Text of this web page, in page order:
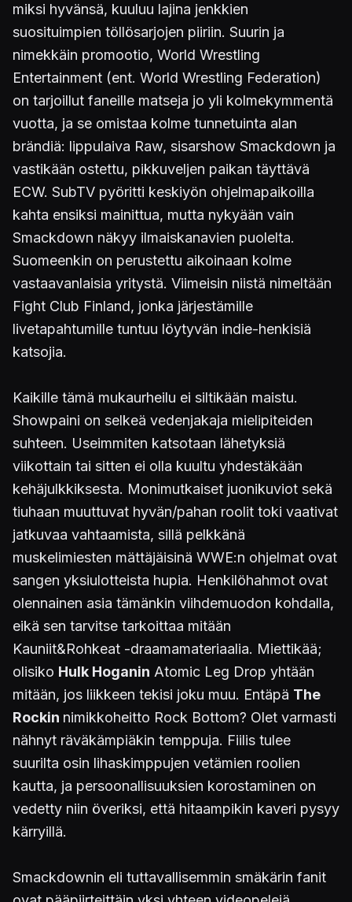
miksi hyvänsä, kuuluu lajina jenkkien
suosituimpien töllösarjojen piiriin. Suurin ja
nimekkäin promootio, World Wrestling
Entertainment (ent. World Wrestling Federation)
on tarjoillut faneille matseja jo yli kolmekymmentä
vuotta, ja se omistaa kolme tunnetuinta alan
brändiä: lippulaiva Raw, sisarshow Smackdown ja
vastikään ostettu, pikkuveljen paikan täyttävä
ECW. SubTV pyöritti keskiyön ohjelmapaikoilla
kahta ensiksi mainittua, mutta nykyään vain
Smackdown näkyy ilmaiskanavien puolelta.
Suomeenkin on perustettu aikoinaan kolme
vastaavanlaisia yritystä. Viimeisin niistä nimeltään
Fight Club Finland, jonka järjestämille
livetapahtumille tuntuu löytyvän indie-henkisiä
katsojia.
Kaikille tämä mukaurheilu ei siltikään maistu.
Showpaini on selkeä vedenjakaja mielipiteiden
suhteen. Useimmiten katsotaan lähetyksiä
viikottain tai sitten ei olla kuultu yhdestäkään
kehäjulkkiksesta. Monimutkaiset juonikuviot sekä
tiuhaan muuttuvat hyvän/pahan roolit toki vaativat
jatkuvaa vahtaamista, sillä pelkkänä
muskelimiesten mättäjäisinä WWE:n ohjelmat ovat
sangen yksiulotteista hupia. Henkilöhahmot ovat
olennainen asia tämänkin viihdemuodon kohdalla,
eikä sen tarvitse tarkoittaa mitään
Kauniit&Rohkeat -draamamateriaalia. Miettikää;
olisiko Hulk Hoganin Atomic Leg Drop yhtään
mitään, jos liikkeen tekisi joku muu. Entäpä The
Rockin nimikkoheitto Rock Bottom? Olet varmasti
nähnyt räväkämpiäkin temppuja. Fiilis tulee
suurilta osin lihaskimppujen vetämien roolien
kautta, ja persoonallisuuksien korostaminen on
vedetty niin överiksi, että hitaampikin kaveri pysyy
kärryillä.
Smackdownin eli tuttavallisemmin smäkärin fanit